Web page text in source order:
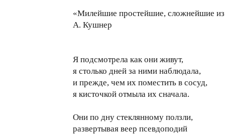
«Милейшие простейшие, сложнейшие из
А. Кушнер
Я подсмотрела как они живут,
я столько дней за ними наблюдала,
и прежде, чем их поместить в сосуд,
я кисточкой отмыла их сначала.
Они по дну стеклянному ползли,
развертывая веер псевдоподий